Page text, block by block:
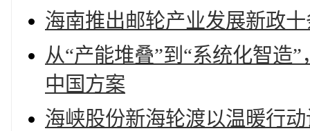
海南推出邮轮产业发展新政
从“产能堆叠”到“系统化智造
中国方案
海峡股份新海轮渡以温暖行